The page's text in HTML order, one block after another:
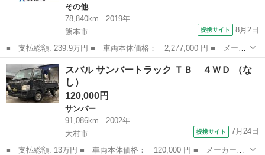
その他
78,840km
2019年
熊本市
提携サイト 8月2日
■ 支払総額: 239.9万円 ■ 車両本体価格： 2,277,000 円 ■ メーカ
ー名： スバル ■ 車種名： レガシィアウトバック ■ グレード
名： Ｘ－ブレイク 禁煙車 純正８型ナビＴＶ フロント・サイド
ビューモニ...
熊本 熊本市 その他
スバル サンバートラック ＴＢ ４ＷＤ （な
し）
120,000円
サンバー
91,086km
2002年
大村市
提携サイト 7月24日
■ 支払総額: 13万円 ■ 車両本体価格： 120,000 円 ■ メーカー